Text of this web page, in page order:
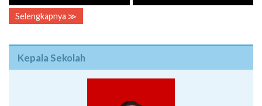
Selengkapnya ≫
Kepala Sekolah